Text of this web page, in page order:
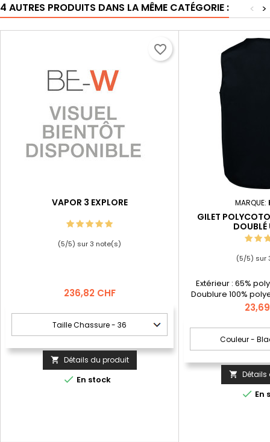
4 AUTRES PRODUITS DANS LA MÊME CATÉGORIE : >
<
VAPOR 3 EXPLORE
(5/5) sur3 note(s)
Prix
236,82 CHF
 Détails du produit
 En stock
favorite_border
MARQUE:
GILET
DOUBLÉ
(5/5) sur
Extérieur : 65%
Doublure 100%
Doublure maille filet
dont 1 à rabat et 1
sur ton + 3
poitrine à rabat
Fermeture avec zip
Prix
 Détails
 En